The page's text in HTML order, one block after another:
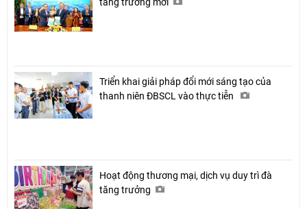
Triển khai giải pháp đổi mới sáng tạo của
thanh niên ĐBSCL vào thực tiễn
Hoạt động thương mại, dịch vụ duy trì đà
tăng trưởng